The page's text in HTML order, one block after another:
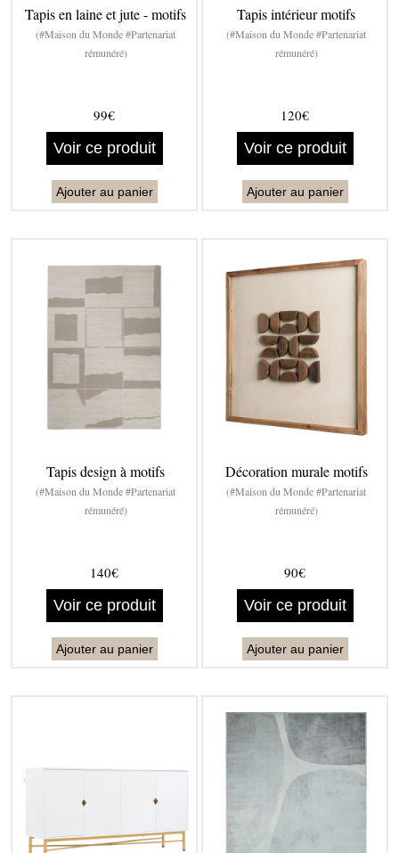
Tapis en laine et jute - motifs
(#Maison du Monde #Partenariat
rémunéré)
99€
Voir ce produit
Ajouter au panier
Tapis intérieur motifs
(#Maison du Monde #Partenariat
rémunéré)
120€
Voir ce produit
Ajouter au panier
Tapis design à motifs
(#Maison du Monde #Partenariat
rémunéré)
140€
Voir ce produit
Ajouter au panier
Décoration murale motifs
(#Maison du Monde #Partenariat
rémunéré)
90€
Voir ce produit
Ajouter au panier